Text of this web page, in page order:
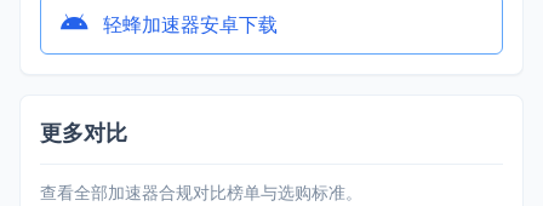
轻蜂加速器安卓下载
更多对比
查看全部加速器合规对比榜单与选购标准。